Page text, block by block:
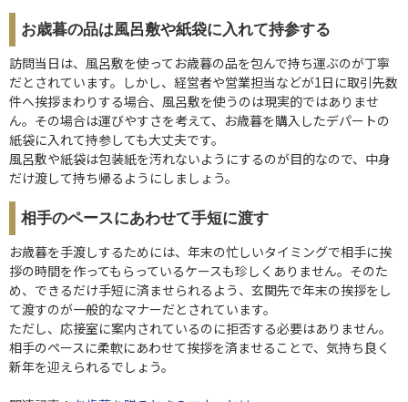
お歳暮の品は風呂敷や紙袋に入れて持参する
訪問当日は、風呂敷を使ってお歳暮の品を包んで持ち運ぶのが丁寧
だとされています。しかし、経営者や営業担当などが1日に取引先数
件へ挨拶まわりする場合、風呂敷を使うのは現実的ではありませ
ん。その場合は運びやすさを考えて、お歳暮を購入したデパートの
紙袋に入れて持参しても大丈夫です。
風呂敷や紙袋は包装紙を汚れないようにするのが目的なので、中身
だけ渡して持ち帰るようにしましょう。
相手のペースにあわせて手短に渡す
お歳暮を手渡しするためには、年末の忙しいタイミングで相手に挨
拶の時間を作ってもらっているケースも珍しくありません。そのた
め、できるだけ手短に済ませられるよう、玄関先で年末の挨拶をし
て渡すのが一般的なマナーだとされています。
ただし、応接室に案内されているのに拒否する必要はありません。
相手のペースに柔軟にあわせて挨拶を済ませることで、気持ち良く
新年を迎えられるでしょう。